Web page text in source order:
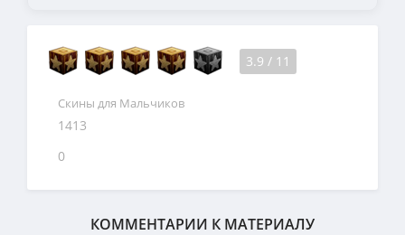
3.9 / 11
Скины для Мальчиков
1413
0
КОММЕНТАРИИ К МАТЕРИАЛУ